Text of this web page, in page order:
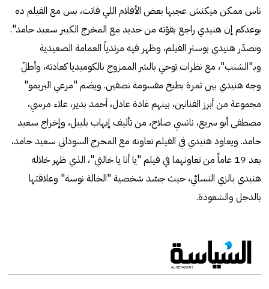
ناس ممكن ميكنش عجبها بعض الأفلام اللي فاتت، بس مع الفيلم ده
بوعدكم إن هنيدي راجع بقوّته من جديد مع المخرج الكبير سعيد حامد".
وتصدّر هنيدي بوستر الفيلم، وظهر فيه مرتدياً العمامة الصعيدية
وبـ"الشنب"، مع نظرات توحي بالشر الممزوج بالكوميديا كعادته، وأطلّ
وجه هنيدي بين ثمرة بطيخ مقسومة نصفين. ويضم "مرعي البريمو"
مجموعة من أبرز الفنانين، بينهم غادة عادل، أحمد بدير، علاء مرسي،
مصطفى أبو سريع، نانسي صلاح، من تأليف إيهاب بليبل، وإخراج سعيد
حامد. ويعاود هنيدي في الفيلم تعاونه مع المخرج السوداني سعيد حامد،
بعد 19 عاماً من تعاونهما في فيلم "يا أنا يا خالتي"، الذي ظهر خلاله
هنيدي بالزي النسائي، حيث جسّد شخصية "الخالة نوسة" وعلاقتها
بالدجل والشعوذة.